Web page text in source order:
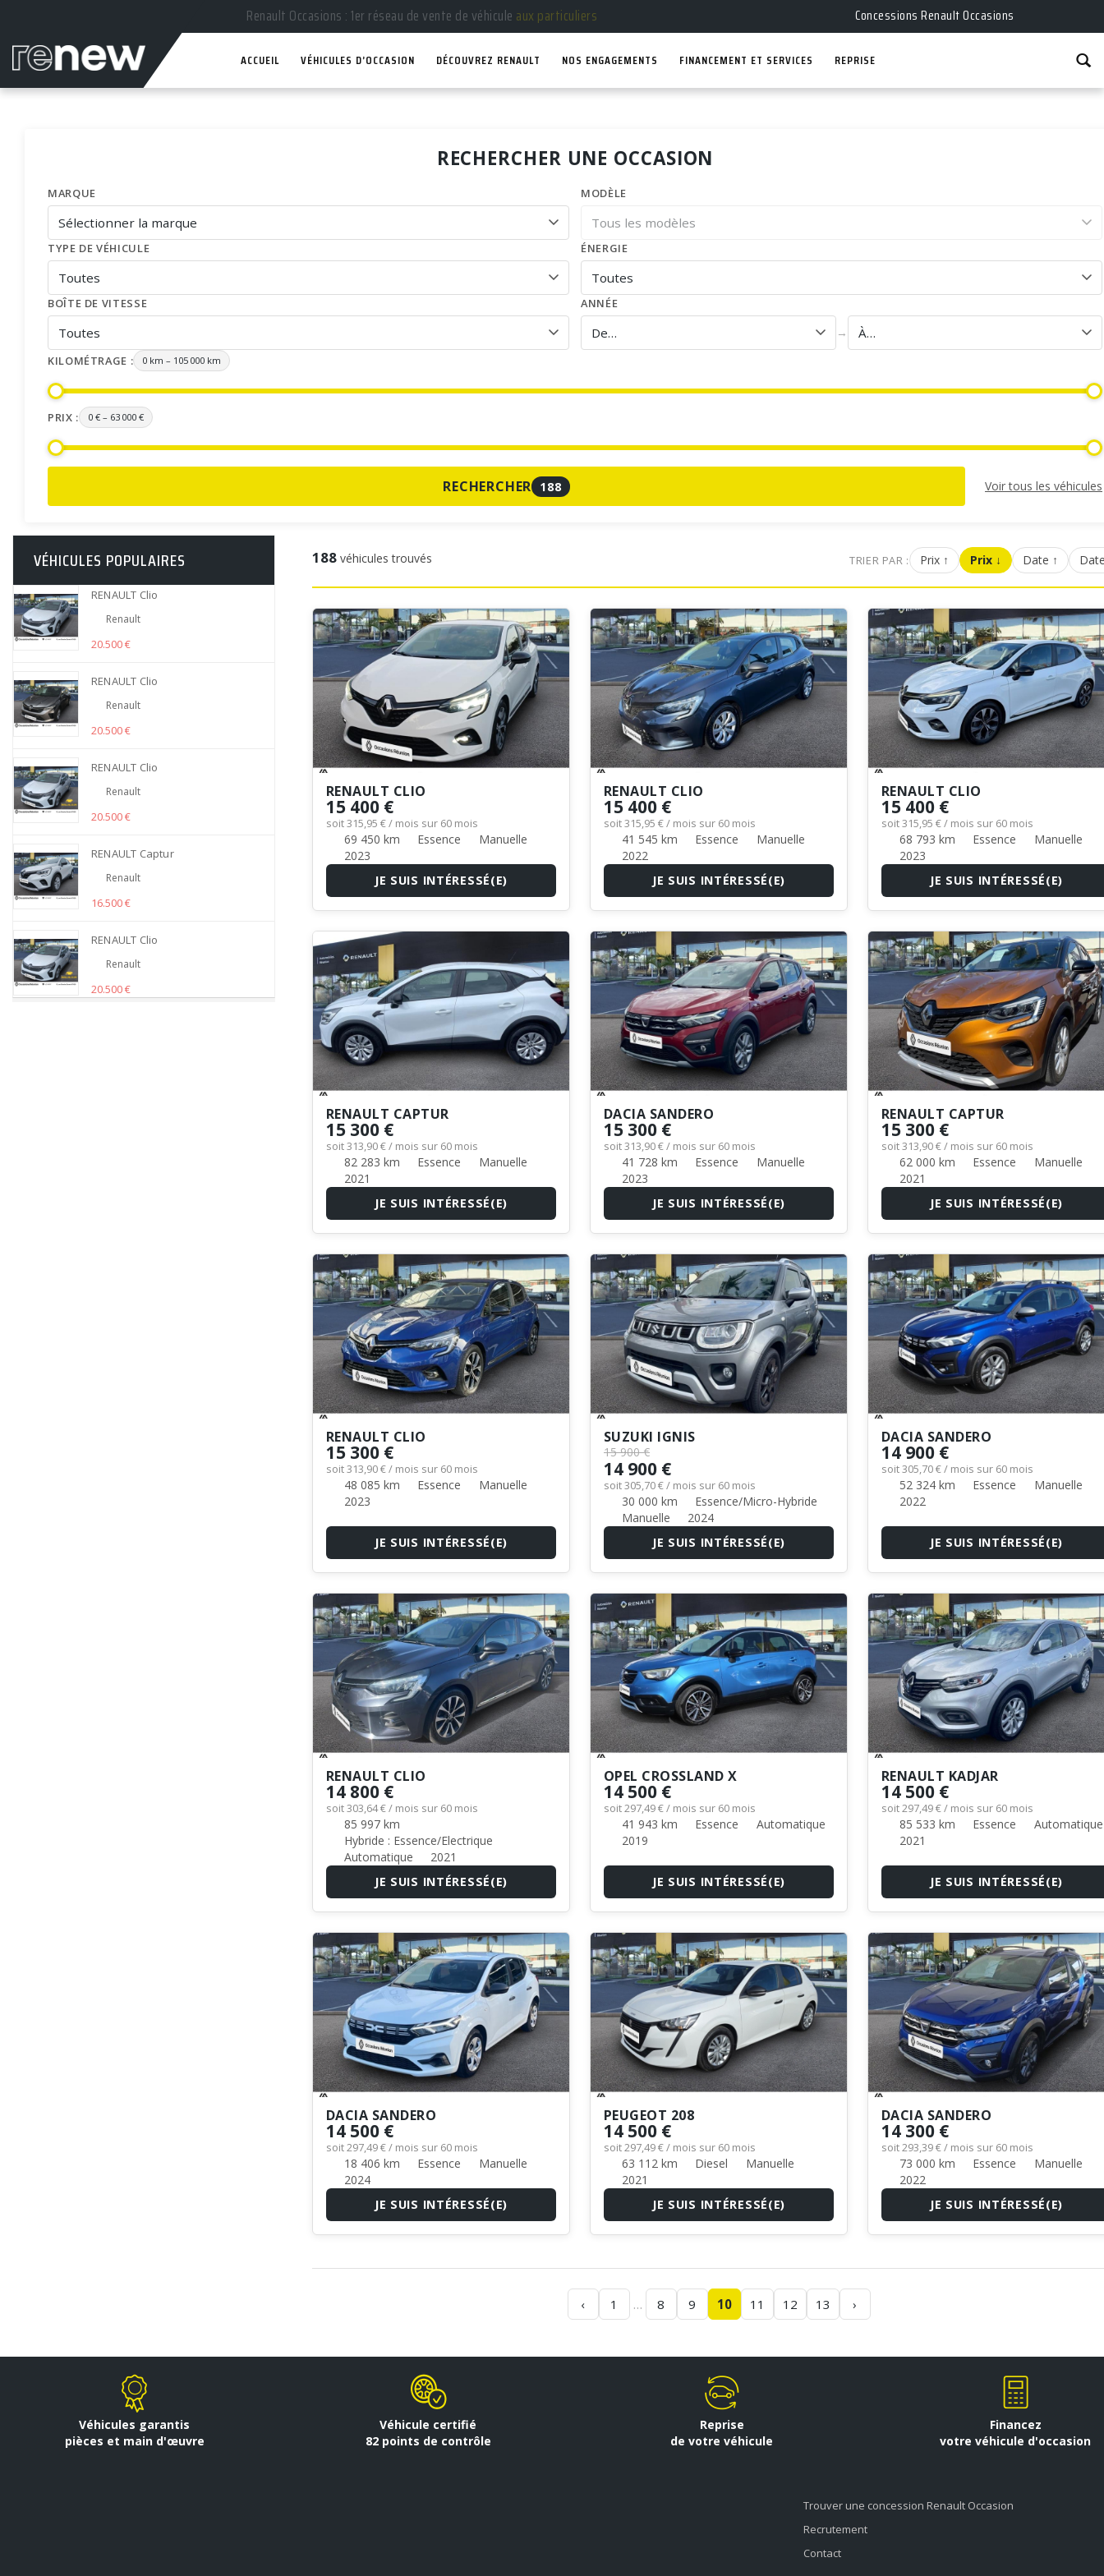
Renault Occasions : 1er réseau de vente de véhicule aux particuliers Concessions Renault Occasions
ACCUEIL VÉHICULES D’OCCASION DÉCOUVREZ RENAULT NOS ENGAGEMENTS FINANCEMENT ET SERVICES REPRISE
RECHERCHER UNE OCCASION
MARQUE MODÈLE
TYPE DE VÉHICULE ÉNERGIE
BOÎTE DE VITESSE ANNÉE
→
KILOMÉTRAGE : 0 km – 105 000 km
PRIX : 0 € – 63 000 €
RECHERCHER 188 Voir tous les véhicules
VÉHICULES POPULAIRES
RENAULT Clio
Renault
20.500 €
RENAULT Clio
Renault
20.500 €
RENAULT Clio
Renault
20.500 €
RENAULT Captur
Renault
16.500 €
RENAULT Clio
Renault
20.500 €
188 véhicules trouvés TRIER PAR : Prix ↑ Prix ↓ Date ↑
RENAULT CLIO
15 400 €
soit 315,95 € / mois sur 60 mois
69 450 km Essence
Manuelle
2023
JE SUIS INTÉRESSÉ(E)
RENAULT CLIO
15 400 €
soit 315,95 € / mois sur 60 mois
41 545 km Essence
Manuelle
2022
JE SUIS INTÉRESSÉ(E)
RENAULT CLIO
15 400 €
soit 315,95 € / mois sur 60 mois
68 793 km Essence
Manuelle
2023
JE SUIS INTÉRESSÉ(E)
RENAULT CAPTUR
15 300 €
soit 313,90 € / mois sur 60 mois
82 283 km Essence
Manuelle
2021
JE SUIS INTÉRESSÉ(E)
DACIA SANDERO
15 300 €
soit 313,90 € / mois sur 60 mois
41 728 km Essence
Manuelle
2023
JE SUIS INTÉRESSÉ(E)
RENAULT CAPTUR
15 300 €
soit 313,90 € / mois sur 60 mois
62 000 km Essence
Manuelle
2021
JE SUIS INTÉRESSÉ(E)
RENAULT CLIO
15 300 €
soit 313,90 € / mois sur 60 mois
48 085 km Essence
Manuelle
2023
JE SUIS INTÉRESSÉ(E)
SUZUKI IGNIS
15 900 €
14 900 €
soit 305,70 € / mois sur 60 mois
30 000 km
Essence/Micro-Hybride
Manuelle
2024
JE SUIS INTÉRESSÉ(E)
DACIA SANDERO
14 900 €
soit 305,70 € / mois sur 60 mois
52 324 km Essence
Manuelle
2022
JE SUIS INTÉRESSÉ(E)
RENAULT CLIO
14 800 €
soit 303,64 € / mois sur 60 mois
85 997 km
Hybride : Essence/Electrique
Automatique
2021
JE SUIS INTÉRESSÉ(E)
OPEL CROSSLAND X
14 500 €
soit 297,49 € / mois sur 60 mois
41 943 km Essence
Automatique
2019
JE SUIS INTÉRESSÉ(E)
RENAULT KADJAR
14 500 €
soit 297,49 € / mois sur 60 mois
85 533 km Essence
Automatique
2021
JE SUIS INTÉRESSÉ(E)
DACIA SANDERO
14 500 €
soit 297,49 € / mois sur 60 mois
18 406 km Essence
Manuelle
2024
JE SUIS INTÉRESSÉ(E)
PEUGEOT 208
14 500 €
soit 297,49 € / mois sur 60 mois
63 112 km Diesel
Manuelle
2021
JE SUIS INTÉRESSÉ(E)
DACIA SANDERO
14 300 €
soit 293,39 € / mois sur 60 mois
73 000 km Essence
Manuelle
2022
JE SUIS INTÉRESSÉ(E)
‹ 1 … 8 9 10 11 12 13 ›
Véhicules garantis
pièces et main d'œuvre
Véhicule certifié
82 points de contrôle
Reprise
de votre véhicule
Financez
votre véhicule d'occasion
Trouver une concession Renault Occasion
Recrutement
Contact